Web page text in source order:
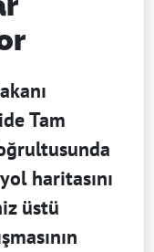
Tam
haritasını
üstü